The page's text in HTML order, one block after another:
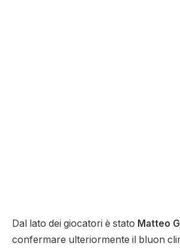
Dal lato dei giocatori è stato Matteo
confermare ulteriormente il bluon